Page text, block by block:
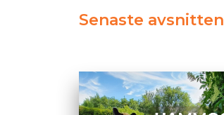
Senaste avsnitten